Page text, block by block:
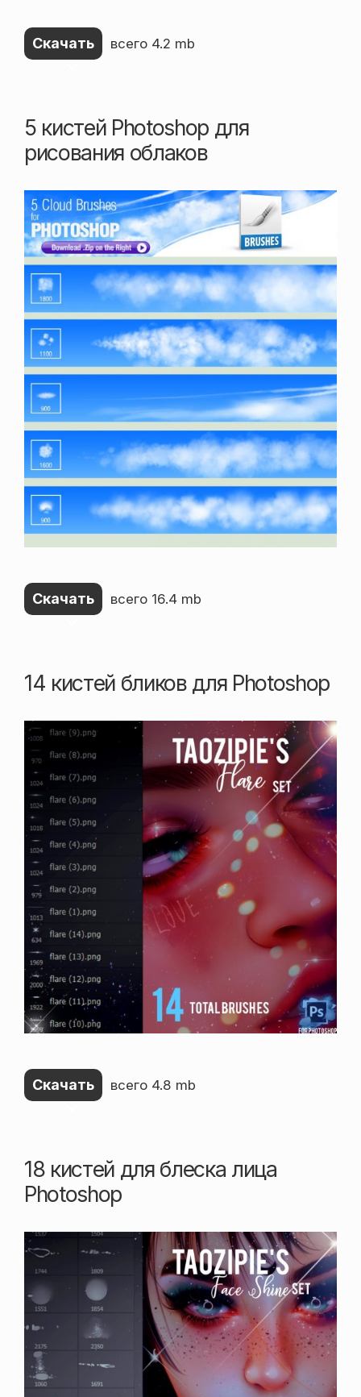
Скачать всего 4.2 mb
5 кистей Photoshop для
рисования облаков
Скачать всего 16.4 mb
14 кистей бликов для Photoshop
Скачать всего 4.8 mb
18 кистей для блеска лица
Photoshop